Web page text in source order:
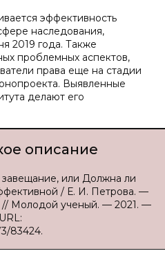
эффективность
наследования,
2019 года. Также
проблемных аспектов,
права еще на стадии
Выявленные
делают его
описание
или Должна ли
/ Е. И. Петрова. —
// Молодой ученый. — 2021. —
83424.